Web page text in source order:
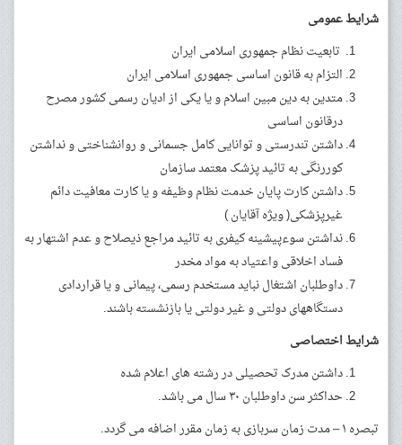
شرایط عمومی
تابعیت نظام جمهوری اسلامی ایران
التزام به قانون اساسی جمهوری اسلامی ایران
متدین به دین مبین اسلام و یا یکی از ادیان رسمی کشور مصرح
درقانون اساسی
داشتن تندرستی و توانایی کامل جسمانی و روانشناختی و نداشتن
کوررنگی به تائید پزشک معتمد سازمان
داشتن کارت پایان خدمت نظام وظیفه و یا کارت معافیت دائم
غیرپزشکی( ویژه آقایان )
نداشتن سوءپیشینه کیفری به تائید مراجع ذیصلاح و عدم اشتهار به
فساد اخلاقی واعتیاد به مواد مخدر
داوطلبان اشتغال نباید مستخدم رسمی، پیمانی و یا قراردادی
دستگاههای دولتی و غیر دولتی یا بازنشسته باشند.
شرایط اختصاصی
داشتن مدرک تحصیلی در رشته های اعلام شده
حداکثر سن داوطلبان ۳۰ سال می باشد.
تبصره ۱ – مدت زمان سربازی به زمان مقرر اضافه می گردد.